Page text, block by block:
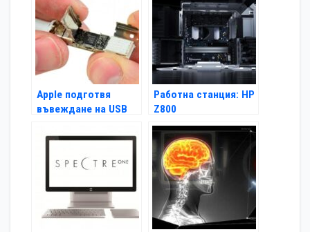
Apple подготвя
въвеждане на USB
Работна станция: HP
Z800